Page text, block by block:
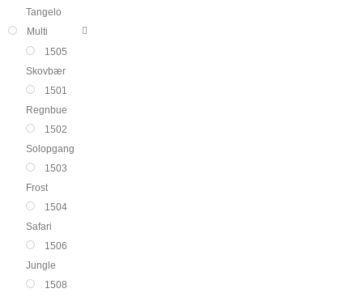
Tangelo
Multi
1505
Skovbær
1501
Regnbue
1502
Solopgang
1503
Frost
1504
Safari
1506
Jungle
1508